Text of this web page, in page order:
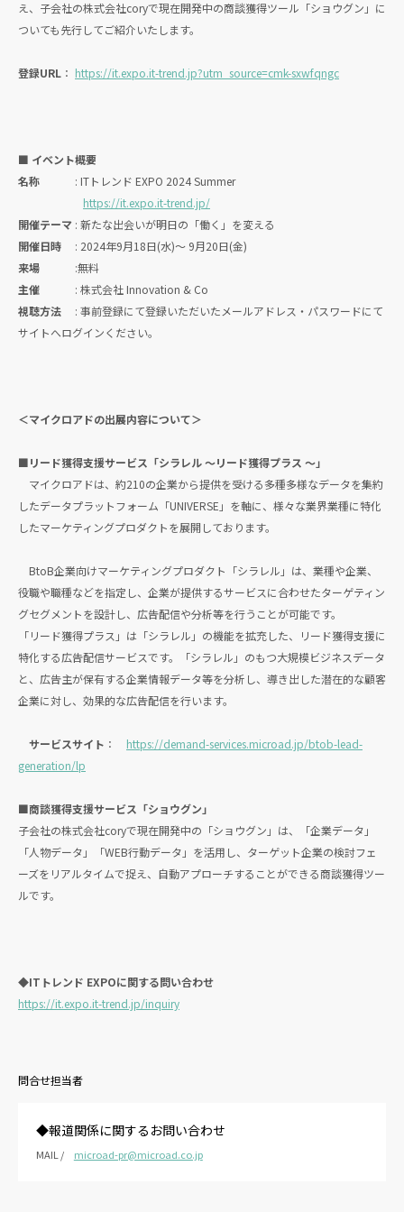
え、子会社の株式会社coryで現在開発中の商談獲得ツール「ショウグン」に
ついても先行してご紹介いたします。
登録URL ： https://it.expo.it-trend.jp?utm_source=cmk-sxwfqngc
■ イベント概要
名称
: ITトレンド EXPO 2024 Summer
https://it.expo.it-trend.jp/
開催テーマ : 新たな出会いが明日の「働く」を変える
開催日時 : 2024年9月18日(水)〜 9月20日(金)
来場 :無料
主催 : 株式会社 Innovation & Co
視聴方法
: 事前登録にて登録いただいたメールアドレス・パスワードにて
サイトへログインください。
＜マイクロアドの出展内容について＞
■リード獲得支援サービス「シラレル 〜リード獲得プラス 〜」
マイクロアドは、約210の企業から提供を受ける多種多様なデータを集約
したデータプラットフォーム「UNIVERSE」を軸に、様々な業界業種に特化
したマーケティングプロダクトを展開しております。
BtoB企業向けマーケティングプロダクト「シラレル」は、業種や企業、
役職や職種などを指定し、企業が提供するサービスに合わせたターゲティン
グセグメントを設計し、広告配信や分析等を行うことが可能です。
「リード獲得プラス」は「シラレル」の機能を拡充した、リード獲得支援に
特化する広告配信サービスです。「シラレル」のもつ大規模ビジネスデータ
と、広告主が保有する企業情報データ等を分析し、導き出した潜在的な顧客
企業に対し、効果的な広告配信を行います。
サービスサイト ： https://demand-services.microad.jp/btob-lead-
generation/lp
■商談獲得支援サービス「ショウグン」
子会社の株式会社coryで現在開発中の「ショウグン」は、「企業データ」
「人物データ」「WEB行動データ」を活用し、ターゲット企業の検討フェ
ーズをリアルタイムで捉え、自動アプローチすることができる商談獲得ツー
ルです。
◆ITトレンド EXPOに関する問い合わせ
https://it.expo.it-trend.jp/inquiry
問合せ担当者
◆報道関係に関するお問い合わせ
MAIL / microad-pr@microad.co.jp